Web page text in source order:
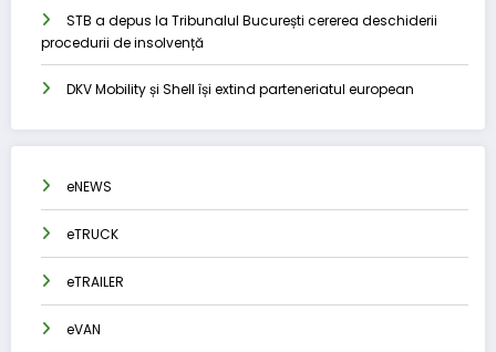
STB a depus la Tribunalul București cererea deschiderii
procedurii de insolvență
DKV Mobility și Shell își extind parteneriatul european
eNEWS
eTRUCK
eTRAILER
eVAN